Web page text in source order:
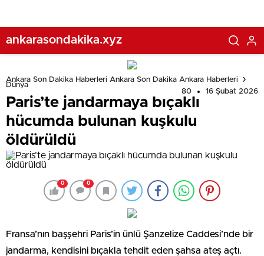
ankarasondakika.xyz
Ankara Son Dakika Haberleri Ankara Son Dakika Ankara Haberleri
Dünya
80
16 Şubat 2026
Paris’te jandarmaya bıçaklı
hücumda bulunan kuşkulu
öldürüldü
0 0
Fransa’nın başşehri Paris’in ünlü Şanzelize Caddesi’nde bir
jandarma, kendisini bıçakla tehdit eden şahsa ateş açtı.